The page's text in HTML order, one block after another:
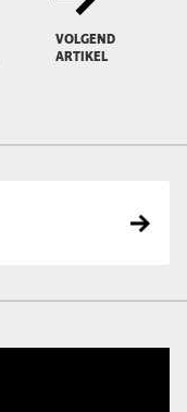
VOLGEND
ARTIKEL